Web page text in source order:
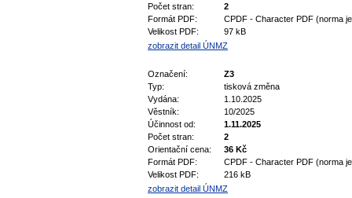
Počet stran:
2
Formát PDF:
CPDF - Character PDF (norma
Velikost PDF:
97 kB
zobrazit detail ÚNMZ
Označení:
Z3
Typ:
tisková změna
Vydána:
1.10.2025
Věstník:
10/2025
Účinnost od:
1.11.2025
Počet stran:
2
Orientační cena:
36 Kč
Formát PDF:
CPDF - Character PDF (norma
Velikost PDF:
216 kB
zobrazit detail ÚNMZ